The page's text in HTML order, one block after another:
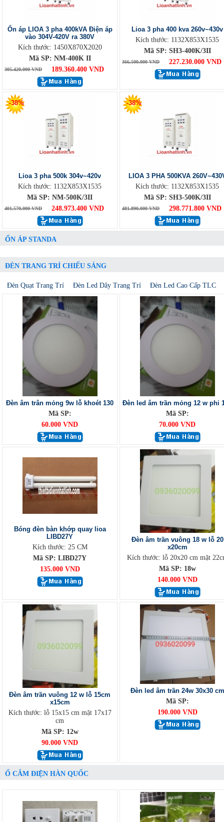
Ổn áp LIOA 3 pha 400kVA Điện áp
vào 304V-420V ra 380V
Kích thước: 1450X870X2020
Mã SP: NM-400K II
305.420.000 VND 189.360.400 VND
Lioa 3 pha 400 kva 260v~430v
Kích thước: 1132X853X1535
Mã SP: SH3-400K/3II
366.500.000 VND 227.230.000 VND
-38%
Lioa 3 pha 500k 304v~420v
Kích thước: 1132X853X1535
Mã SP: NM-500K/3II
401.570.000 VND 248.973.400 VND
-38%
LIOA 3 PHA 500KVA
Kích thước: 1132X853X1535
Mã SP: SH3-500K/3II
481.890.000 VND 298.771.800 VND
ỔN ÁP STANDA
ĐÈN TRANG TRÍ CHIẾU SÁNG
Đèn Quạt Trang Trí Đèn Led Dây Trang Trí Đèn Led Cao Cấp TLC
Đèn âm trân mỏng 9w lỗ khoét 130
Mã SP:
60.000 VND
Đèn led âm trần mỏng 12 w phi
Mã SP:
70.000 VND
Bóng đèn bàn khớp quay lioa
LIBD27Y
Kích thước: 25 CM
Mã SP: LIBD27Y
135.000 VND
Đèn âm trần vuông 18 w lỗ 20
x20cm
Kích thước: lỗ 20x20 cm mặt
Mã SP: 18w
140.000 VND
Đèn âm trần vuông 12 w lỗ 15cm
x15cm
Kích thước: lỗ 15x15 cm mặt 17x17
cm
Mã SP: 12w
90.000 VND
Đèn led âm trần 24w 30x30 cm
Mã SP:
190.000 VND
Ổ CẮM ĐIỆN HÀN QUỐC